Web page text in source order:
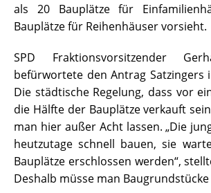
als 20 Bauplätze für
Bauplätze für Reihenhäuser vorsieht.
SPD Fraktionsvorsitzender
befürwortete den Antrag Satzingers
Die städtische Regelung, dass vor
die Hälfte der Bauplätze verkauft
man hier außer Acht lassen. „Die
heutzutage schnell bauen, sie
Bauplätze erschlossen werden“,
Deshalb müsse man